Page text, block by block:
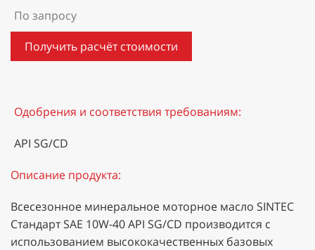
По запросу
Получить расчёт стоимости
Одобрения и соответствия требованиям:
API SG/CD
Описание продукта:
Всесезонное минеральное моторное масло SINTEC
Стандарт SAE 10W-40 API SG/CD производится с
использованием высококачественных базовых